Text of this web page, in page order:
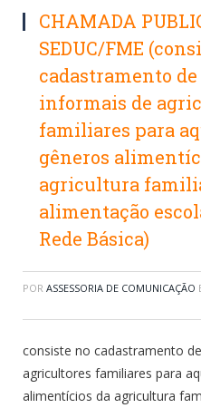
CHAMADA
SEDUC/FME
cadastramento
informais de
familiares para
gêneros
agricultura
alimentação
Rede Básica)
POR ASSESSORIA DE COMUNICAÇÃO
consiste no cadastramento
agricultores familiares para
alimentícios da agricultura